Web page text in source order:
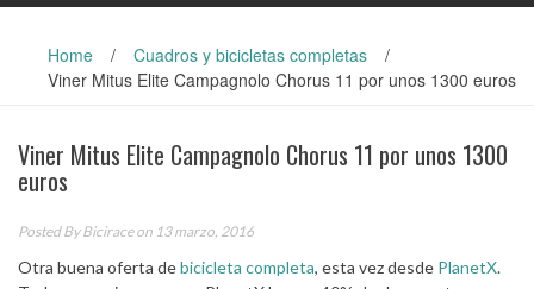
Home / Cuadros y bicicletas completas
/
Viner Mitus Elite Campagnolo Chorus 11 por unos 1300 euros
Viner Mitus Elite Campagnolo Chorus 11 por unos 1300
euros
Posted ByBiciraceon 13 marzo, 2016
Otra buena oferta debicicleta completa, esta vez desde PlanetX.